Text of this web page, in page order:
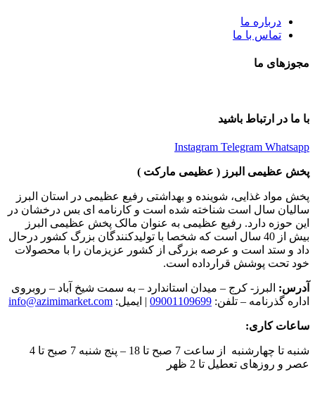
درباره ما
تماس با ما
مجوزهای ما
با ما در ارتباط باشید
Instagram Telegram Whatsapp
پخش عظیمی البرز ( عظیمی مارکت )
پخش مواد غذایی، شوینده و بهداشتی رفیع عظیمی در استان البرز
سالیان سال است شناخته شده است و کارنامه ای بس درخشان در
این حوزه دارد. رفیع عظیمی به عنوان مالک پخش عظیمی البرز
بیش از 40 سال است که شخصا با تولیدکنندگان بزرگ کشور درحال
داد و ستد است و عرصه بزرگی از کشور عزیزمان را با محصولات
خود تحت پوشش قرارداده است.
آدرس: البرز- کرج – میدان استاندارد – به سمت شیخ آباد – روبروی
اداره گذرنامه – تلفن: 09001109699 | ایمیل: info@azimimarket.com
ساعات کاری:
شنبه تا چهارشنبه از ساعت 7 صبح تا 18 – پنج شنبه 7 صبح تا 4
عصر و روزهای تعطیل تا 2 ظهر